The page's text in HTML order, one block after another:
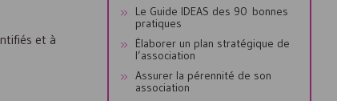
et à
Le Guide IDEAS des 90 bonnes
pratiques
Élaborer un plan stratégique de
l’association
Assurer la pérennité de son
association